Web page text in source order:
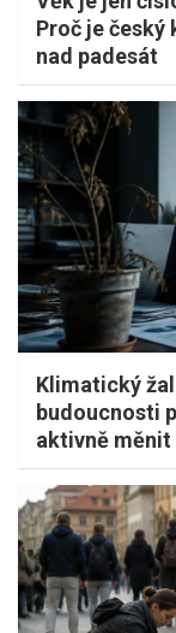
Proč je
nad padesát
Klimatický
budoucnosti
aktivně měnit